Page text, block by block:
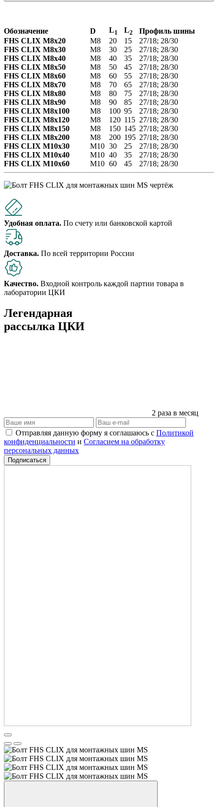
Обозначение D L1 L2
Профиль шины
FHS CLIX М8х20
М8 20 15
27/18; 28/30
FHS CLIX М8х30
М8 30 25
27/18; 28/30
FHS CLIX М8х40
М8 40 35
27/18; 28/30
FHS CLIX М8х50
М8 50 45
27/18; 28/30
FHS CLIX М8х60
М8 60 55
27/18; 28/30
FHS CLIX М8х70
М8 70 65
27/18; 28/30
FHS CLIX М8х80
М8 80 75
27/18; 28/30
FHS CLIX М8х90
М8 90 85
27/18; 28/30
FHS CLIX М8х100
М8 100 95
27/18; 28/30
FHS CLIX М8х120
М8 120 115 27/18; 28/30
FHS CLIX М8х150
М8 150 145 27/18; 28/30
FHS CLIX М8х200
М8 200 195 27/18; 28/30
FHS CLIX М10х30
М10 30 25
27/18; 28/30
FHS CLIX М10х40
М10 40 35
27/18; 28/30
FHS CLIX М10х60
М10 60 45 27/18; 28/30
Удобная оплата. По счету или банковской картой
Доставка. По всей территории России
Качество. Входной контроль каждой партии товара в
лаборатории ЦКИ
Легендарная
рассылка ЦКИ
2 раза в месяц
Отправляя данную форму я соглашаюсь с Политикой
конфиденциальности и Согласием на обработку
персональных данных
Подписаться